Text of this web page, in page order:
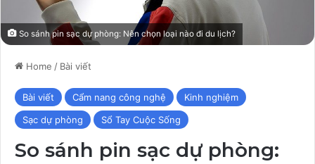
So sánh pin sạc dự phòng: Nên chọn loại nào đi du lịch?
Home / Bài viết
Bài viết Cẩm nang công nghệ
Kinh nghiệm
Sạc dự phòng
Sổ Tay Cuộc Sống
So sánh pin sạc dự phòng: